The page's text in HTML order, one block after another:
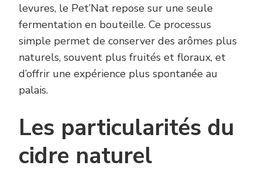
levures, le Pet’Nat repose sur une seule
fermentation en bouteille. Ce processus
simple permet de conserver des arômes plus
naturels, souvent plus fruités et floraux, et
d’offrir une expérience plus spontanée au
palais.
Les particularités du
cidre naturel